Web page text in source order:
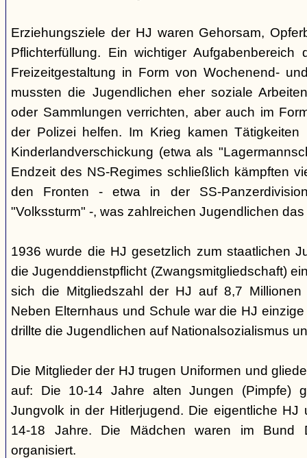
Erziehungsziele der HJ waren Gehorsam,
Pflichterfüllung. Ein wichtiger
Freizeitgestaltung in Form von Wochenend-
mussten die Jugendlichen eher soziale
oder Sammlungen verrichten, aber auch im
der Polizei helfen. Im Krieg kamen
Kinderlandverschickung (etwa als
Endzeit des NS-Regimes schließlich kämpften
den Fronten - etwa in der SS-
"Volkssturm" -, was zahlreichen Jugendlichen
1936 wurde die HJ gesetzlich zum staatlichen
die Jugenddienstpflicht (Zwangsmitgliedschaft)
sich die Mitgliedszahl der HJ auf 8,7 Millionen
Neben Elternhaus und Schule war die HJ
drillte die Jugendlichen auf Nationalsozialismus
Die Mitglieder der HJ trugen Uniformen und
auf: Die 10-14 Jahre alten Jungen (Pimpfe)
Jungvolk in der Hitlerjugend. Die eigentliche HJ
14-18 Jahre. Die Mädchen waren im Bund
organisiert.